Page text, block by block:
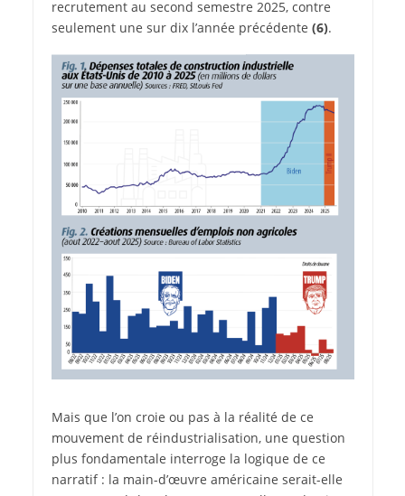
recrutement au second semestre 2025, contre
seulement une sur dix l’année précédente (6).
Mais que l’on croie ou pas à la réalité de ce
mouvement de réindustrialisation, une question
plus fondamentale interroge la logique de ce
narratif : la main-d’œuvre américaine serait-elle